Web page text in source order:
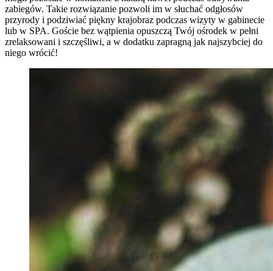
zabiegów. Takie rozwiązanie pozwoli im w słuchać odgłosów
przyrody i podziwiać piękny krajobraz podczas wizyty w gabinecie
lub w SPA. Goście bez wątpienia opuszczą Twój ośrodek w pełni
zrelaksowani i szczęśliwi, a w dodatku zapragną jak najszybciej do
niego wrócić!